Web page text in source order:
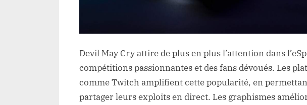
Devil May Cry attire de plus en plus l’attention dans
compétitions passionnantes et des fans dévoués. Les
comme Twitch amplifient cette popularité, en
partager leurs exploits en direct. Les graphismes